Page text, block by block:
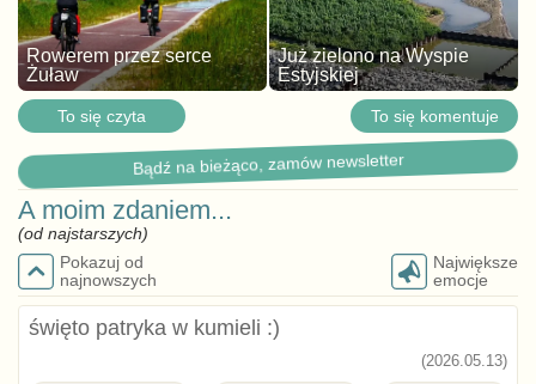
Rowerem przez serce
Żuław
Już zielono na Wyspie
Estyjskiej
To się czyta To się komentuje
Bądź na bieżąco, zamów newsletter
A moim zdaniem...
(od najstarszych)
Pokazuj od
najnowszych
Największe
emocje
święto patryka w kumieli :)
(2026.05.13)